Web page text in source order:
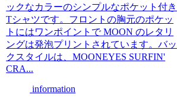
ックなカラーのシンプルなポケット付き
Tシャツです。フロントの胸元のポケッ
トにはワンポイントで MOON のレタリ
ングは発泡プリントされています。バッ
クスタイルは、MOONEYES SURFIN'
CRA...
information